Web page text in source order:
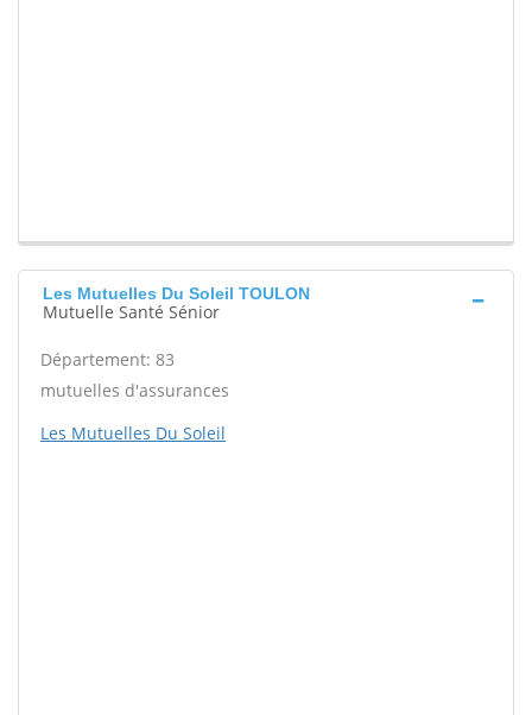
Les Mutuelles Du Soleil TOULON
Mutuelle Santé Sénior
Département: 83
mutuelles d'assurances
Les Mutuelles Du Soleil